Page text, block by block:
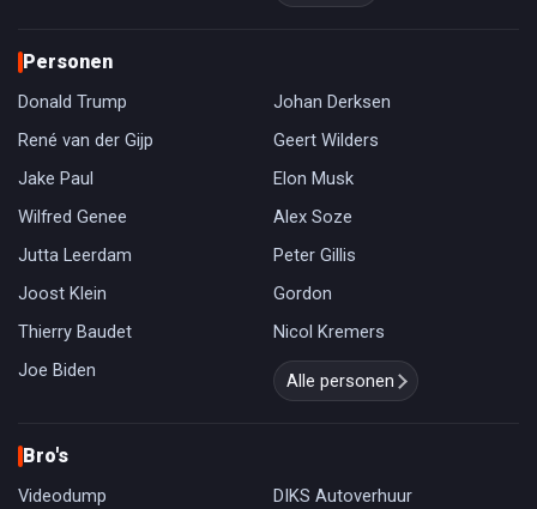
Personen
Donald Trump
Johan Derksen
René van der Gijp
Geert Wilders
Jake Paul
Elon Musk
Wilfred Genee
Alex Soze
Jutta Leerdam
Peter Gillis
Joost Klein
Gordon
Thierry Baudet
Nicol Kremers
Joe Biden
Alle personen
Bro's
Videodump
DIKS Autoverhuur